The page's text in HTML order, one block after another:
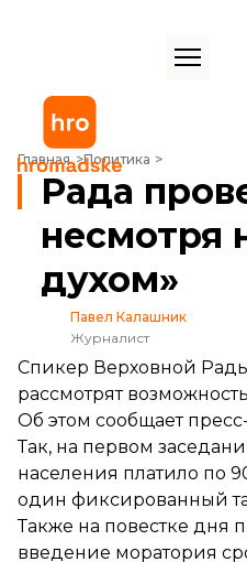
Главная Политика
Рада проведет два
Рада
несмотря
духом»
Павел Калашник
Журналист
Спикер Верховной Рады
рассмотрят
Об этом сообщает
Так, на первом
населения платило по
один фиксированный
Также на повестке дня
введение моратория